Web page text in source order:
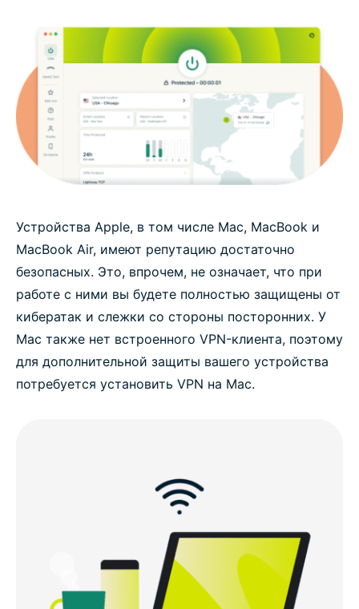
Устройства Apple, в том числе Mac, MacBook и
MacBook Air, имеют репутацию достаточно
безопасных. Это, впрочем, не означает, что при
работе с ними вы будете полностью защищены от
кибератак и слежки со стороны посторонних. У
Mac также нет встроенного VPN-клиента, поэтому
для дополнительной защиты вашего устройства
потребуется установить VPN на Mac.